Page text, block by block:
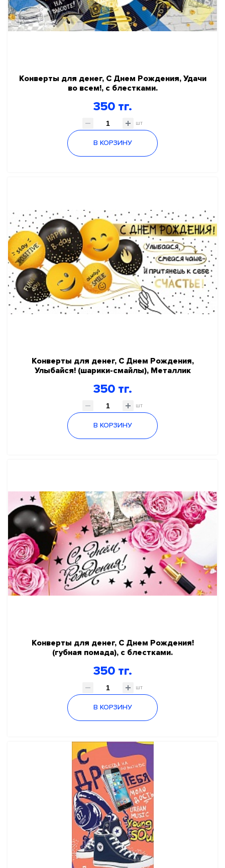
Конверты для денег, С Днем Рождения, Удачи
во всем!, с блестками.
350 тг.
шт
В КОРЗИНУ
Конверты для денег, С Днем Рождения,
Улыбайся! (шарики-смайлы), Металлик
350 тг.
шт
В КОРЗИНУ
Конверты для денег, С Днем Рождения!
(губная помада), с блестками.
350 тг.
шт
В КОРЗИНУ